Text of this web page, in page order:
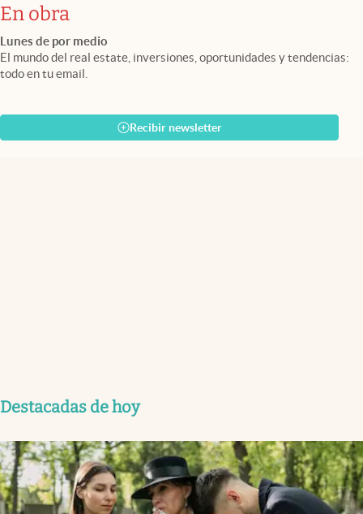
En obra
Lunes de por medio
El mundo del real estate, inversiones, oportunidades y tendencias:
todo en tu email.
Recibir newsletter
Destacadas de hoy